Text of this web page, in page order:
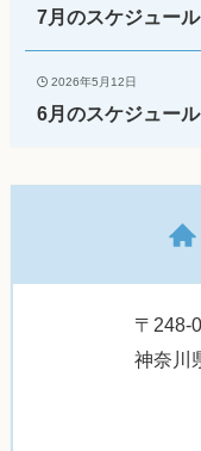
7月のスケジュール
2026年5月12日
6月のスケジュール
〒248-
神奈川